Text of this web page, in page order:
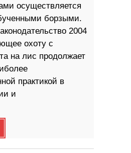
осуществляется
борзыми.
2004
охоту с
на лис продолжает
практикой в
и